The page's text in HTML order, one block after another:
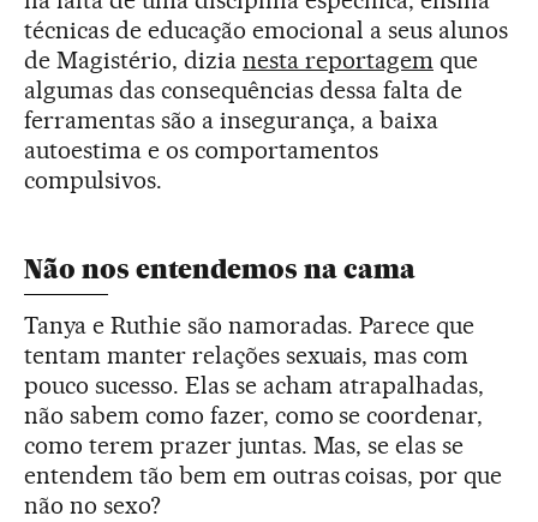
técnicas de educação emocional a seus alunos
de Magistério, dizia nesta reportagem que
algumas das consequências dessa falta de
ferramentas são a insegurança, a baixa
autoestima e os comportamentos
compulsivos.
Não nos entendemos na cama
Tanya e Ruthie são namoradas. Parece que
tentam manter relações sexuais, mas com
pouco sucesso. Elas se acham atrapalhadas,
não sabem como fazer, como se coordenar,
como terem prazer juntas. Mas, se elas se
entendem tão bem em outras coisas, por que
não no sexo?